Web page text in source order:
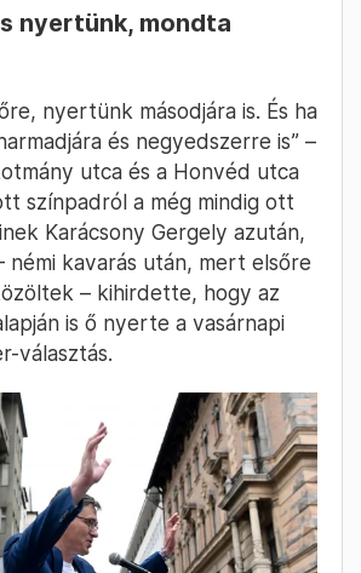
nyertünk, mondta
nyertünk másodjára is. És ha
és negyedszerre is” –
utca és a Honvéd utca
színpadról a még mindig ott
Karácsony Gergely azután,
némi kavarás után, mert elsőre
– kihirdette, hogy az
is ő nyerte a vasárnapi
választás.